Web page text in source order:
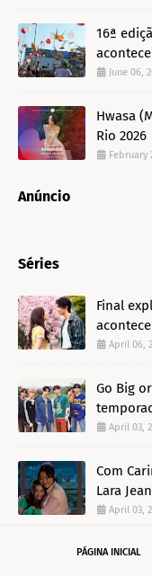
16ª
June 06,
Hwasa
Rio 2026
February
Anúncio
Séries
Final
April 06,
Go Big
April 03,
Com
Lara
April 03,
PÁGINA INICIAL